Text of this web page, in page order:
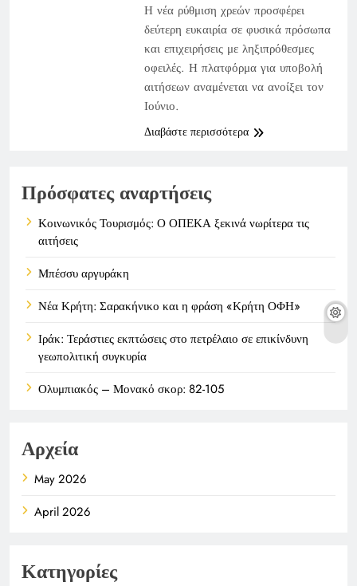
Η νέα ρύθμιση χρεών προσφέρει
δεύτερη ευκαιρία σε φυσικά πρόσωπα
και επιχειρήσεις με ληξιπρόθεσμες
οφειλές. Η πλατφόρμα για υποβολή
αιτήσεων αναμένεται να ανοίξει τον
Ιούνιο.
Διαβάστε περισσότερα
Πρόσφατες αναρτήσεις
Κοινωνικός Τουρισμός: Ο ΟΠΕΚΑ ξεκινά νωρίτερα τις
αιτήσεις
Μπέσσυ αργυράκη
Νέα Κρήτη: Σαρακήνικο και η φράση «Κρήτη ΟΦΗ»
Ιράκ: Τεράστιες εκπτώσεις στο πετρέλαιο σε επικίνδυνη
γεωπολιτική συγκυρία
Ολυμπιακός – Μονακό σκορ: 82-105
Αρχεία
May 2026
April 2026
Κατηγορίες